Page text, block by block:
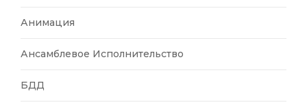
Анимация
Ансамблевое Исполнительство
БДД